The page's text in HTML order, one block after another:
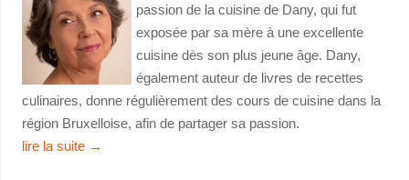
passion de la cuisine de Dany, qui fut
exposée par sa mère à une excellente
cuisine dès son plus jeune âge. Dany,
également auteur de livres de recettes
culinaires, donne régulièrement des cours de cuisine dans la
région Bruxelloise, afin de partager sa passion.
lire la suite →